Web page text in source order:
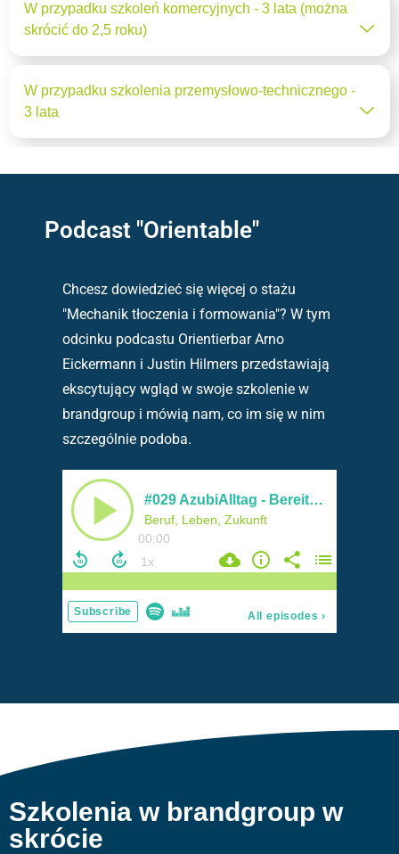
W przypadku szkoleń komercyjnych - 3 lata (można
skrócić do 2,5 roku)
W przypadku szkolenia przemysłowo-technicznego -
3 lata
Podcast "Orientable"
Chcesz dowiedzieć się więcej o stażu
"Mechanik tłoczenia i formowania"? W tym
odcinku podcastu Orientierbar Arno
Eickermann i Justin Hilmers przedstawiają
ekscytujący wgląd w swoje szkolenie w
brandgroup i mówią nam, co im się w nim
szczególnie podoba.
Szkolenia w brandgroup w
skrócie